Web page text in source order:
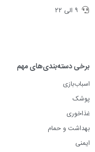
۹ الی ۲۲
برخی دسته‌بندی‌های مهم
اسباب‌بازی
پوشک
غذاخوری
بهداشت و حمام
ایمنی